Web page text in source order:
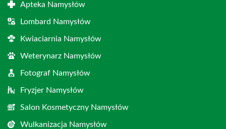
Apteka Namysłów
Lombard Namysłów
Kwiaciarnia Namysłów
Weterynarz Namysłów
Fotograf Namysłów
Fryzjer Namysłów
Salon Kosmetyczny Namysłów
Wulkanizacja Namysłów